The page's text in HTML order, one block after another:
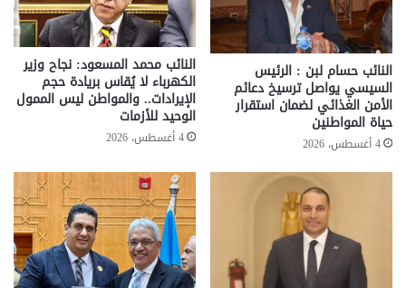
النائب حسام لبن : الرئيس
السيسي يواصل ترسيخ دعائم
الأمن الغذائي لضمان استقرار
حياة المواطنين
4 أغسطس، 2026
النائب محمد المسعود: نجاح وزير
الكهرباء لا يُقاس بريادة حجم
الإيرادات.. والمواطن ليس الممول
الوحيد للأزمات
4 أغسطس، 2026